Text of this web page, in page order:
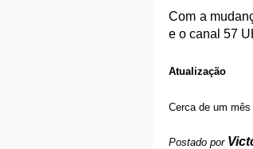
Com a
e o canal 57
Atualização
Cerca de um
Postado por